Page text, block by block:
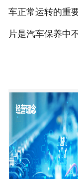
车正常运转的重
片是汽车保养中